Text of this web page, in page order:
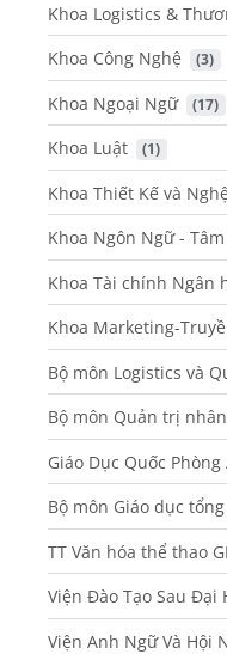
Khoa Logistics &
Khoa Công Nghệ (3)
Khoa Ngoại Ngữ (17)
Khoa Luật (1)
Khoa Thiết Kế và
Khoa Ngôn Ngữ - Tâm
Khoa Tài chính Ngân
Khoa Marketing-
Bộ môn Logistics và
Bộ môn Quản trị
Giáo Dục Quốc
Bộ môn Giáo dục
TT Văn hóa thể thao
Viện Đào Tạo Sau Đại
Viện Anh Ngữ Và Hội